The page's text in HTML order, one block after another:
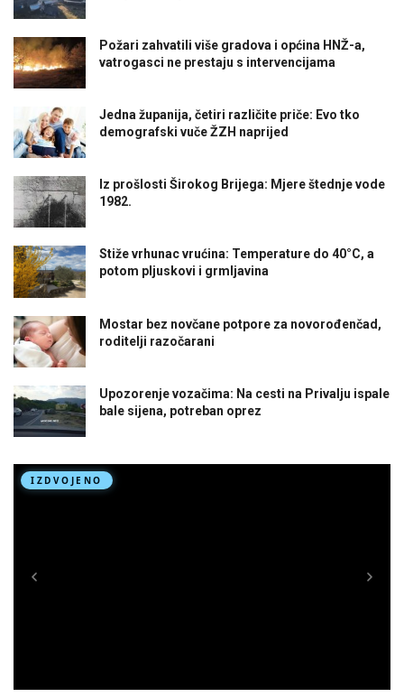
Požari zahvatili više gradova i općina HNŽ-a,
vatrogasci ne prestaju s intervencijama
Jedna županija, četiri različite priče: Evo tko
demografski vuče ŽZH naprijed
Iz prošlosti Širokog Brijega: Mjere štednje vode
1982.
Stiže vrhunac vrućina: Temperature do 40°C, a
potom pljuskovi i grmljavina
Mostar bez novčane potpore za novorođenčad,
roditelji razočarani
Upozorenje vozačima: Na cesti na Privalju ispale
bale sijena, potreban oprez